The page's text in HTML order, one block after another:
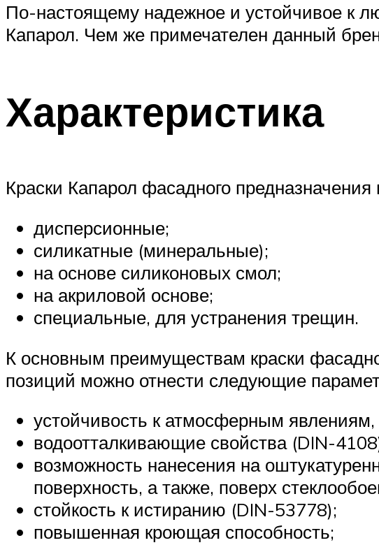
По-настоящему надежное и устойчивое к
Капарол. Чем же примечателен данный
Характеристика
Краски Капарол фасадного
дисперсионные;
силикатные (минеральные);
на основе силиконовых смол;
на акриловой основе;
специальные, для устранения трещин.
К основным преимуществам краски
позиций можно отнести следующие
устойчивость к атмосферным
водоотталкивающие свойства (DIN-
возможность нанесения на
поверхность, а также, поверх
стойкость к истиранию (DIN-53778);
повышенная кроющая способность;